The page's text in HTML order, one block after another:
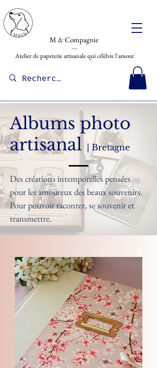
M & Compagnie
---
Atelier de papeterie artisanale qui célèbre l'amour
Albums photo
artisanal
| Bretagne
Des créations intemporelles pensées
pour les amoureux des beaux souvenirs.
Pour pouvoir raconter, se souvenir et
transmettre.